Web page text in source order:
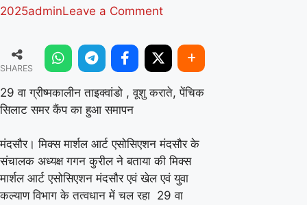
2025adminLeave a Commenton
वा
ग्रीष्मकालीन
ताइक्वांडो
कराते,
पेंचिक
सिलाट
SHARES
29 वा ग्रीष्मकालीन ताइक्वांडो , वूशु कराते, पेंचिक
सिलाट समर कैंप का हुआ समापन
मंदसौर। मिक्स मार्शल आर्ट एसोसिएशन मंदसौर के
संचालक अध्यक्ष गगन कुरील ने बताया की मिक्स
मार्शल आर्ट एसोसिएशन मंदसौर एवं खेल एवं युवा
कल्याण विभाग के तत्वधान में चल रहा 29 वा